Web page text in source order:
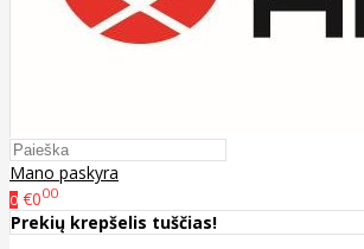
Mano paskyra
0 €000
Prekių krepšelis tuščias!